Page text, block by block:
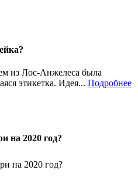
из Лос-Анжелеса была
этикетка. Идея... Подробнее
на 2020 год?